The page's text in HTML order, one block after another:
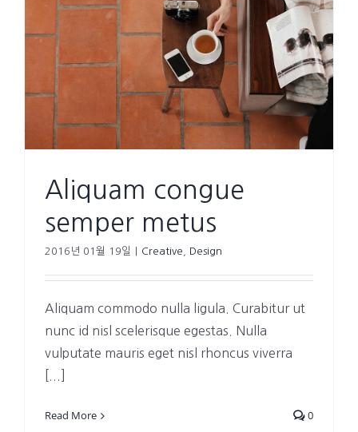
Aliquam congue
semper metus
2016년 01월 19일 Creative Design
Aliquam commodo nulla ligula. Curabitur ut
nunc id nisl scelerisque egestas. Nulla
vulputate mauris eget nisl rhoncus viverra
Read More 0